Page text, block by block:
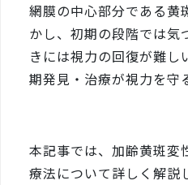
網膜の中心部分である黄
かし、初期の段階では気
きには視力の回復が難し
期発見・治療が視力を守
本記事では、加齢黄斑変
療法について詳しく解説